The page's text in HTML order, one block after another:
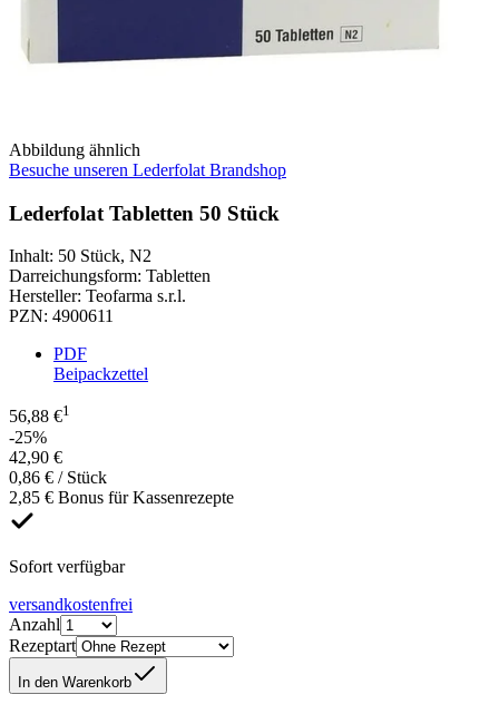
Abbildung ähnlich
Besuche unseren Lederfolat Brandshop
Lederfolat Tabletten 50 Stück
Inhalt: 50 Stück, N2
Darreichungsform: Tabletten
Hersteller: Teofarma s.r.l.
PZN: 4900611
PDF
Beipackzettel
56,88 €1
-25%
42,90 €
0,86 € / Stück
2,85 € Bonus für Kassenrezepte
Sofort verfügbar
versandkostenfrei
Anzahl
Rezeptart
In den Warenkorb